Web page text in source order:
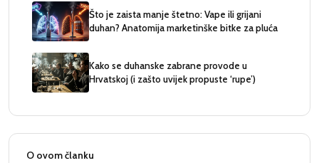
Što je zaista manje štetno: Vape ili grijani
duhan? Anatomija marketinške bitke za pluća
Kako se duhanske zabrane provode u
Hrvatskoj (i zašto uvijek propuste ‘rupe’)
O ovom članku